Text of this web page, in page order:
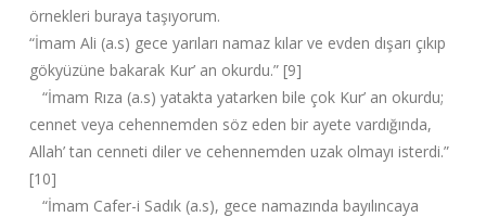
örnekleri buraya taşıyorum.
“İmam Ali (a.s) gece yarıları namaz kılar ve evden dışarı çıkıp
gökyüzüne bakarak Kur’ an okurdu.” [9]
“İmam Rıza (a.s) yatakta yatarken bile çok Kur’ an okurdu;
cennet veya cehennemden söz eden bir ayete vardığında,
Allah’ tan cenneti diler ve cehennemden uzak olmayı isterdi.”
[10]
“İmam Cafer-i Sadık (a.s), gece namazında bayılıncaya